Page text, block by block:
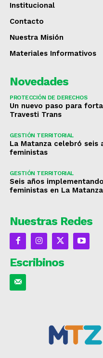
Institucional
Contacto
Nuestra Misión
Materiales Informativos
Novedades
PROTECCIÓN DE DERECHOS
Un nuevo paso para
Travesti Trans
GESTIÓN TERRITORIAL
La Matanza celebró
feministas
GESTIÓN TERRITORIAL
Seis años
feministas en La Matanza
Nuestras Redes
Escribinos